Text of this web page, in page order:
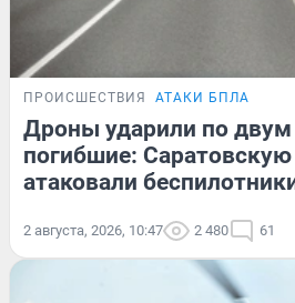
ПРОИСШЕСТВИЯ АТАКИ БПЛА
Дроны ударили по двум
погибшие: Саратовскую
атаковали
2 августа, 2026, 10:47 2 480 61